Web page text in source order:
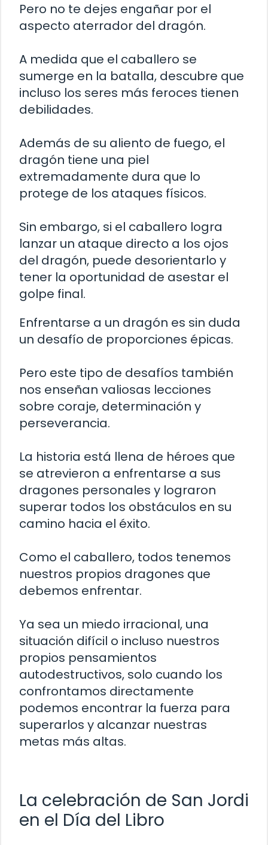
Pero no te dejes engañar por el
aspecto aterrador del dragón.
A medida que el caballero se
sumerge en la batalla, descubre que
incluso los seres más feroces tienen
debilidades.
Además de su aliento de fuego, el
dragón tiene una piel
extremadamente dura que lo
protege de los ataques físicos.
Sin embargo, si el caballero logra
lanzar un ataque directo a los ojos
del dragón, puede desorientarlo y
tener la oportunidad de asestar el
golpe final.
Enfrentarse a un dragón es sin duda
un desafío de proporciones épicas.
Pero este tipo de desafíos también
nos enseñan valiosas lecciones
sobre coraje, determinación y
perseverancia.
La historia está llena de héroes que
se atrevieron a enfrentarse a sus
dragones personales y lograron
superar todos los obstáculos en su
camino hacia el éxito.
Como el caballero, todos tenemos
nuestros propios dragones que
debemos enfrentar.
Ya sea un miedo irracional, una
situación difícil o incluso nuestros
propios pensamientos
autodestructivos, solo cuando los
confrontamos directamente
podemos encontrar la fuerza para
superarlos y alcanzar nuestras
metas más altas.
La celebración de San Jordi
en el Día del Libro